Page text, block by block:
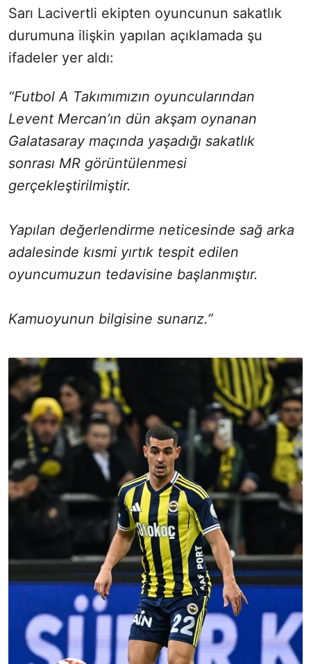
Sarı Lacivertli ekipten oyuncunun sakatlık
durumuna ilişkin yapılan açıklamada şu
ifadeler yer aldı:
“Futbol A Takımımızın oyuncularından
Levent Mercan’ın dün akşam oynanan
Galatasaray maçında yaşadığı sakatlık
sonrası MR görüntülenmesi
gerçekleştirilmiştir.
Yapılan değerlendirme neticesinde sağ arka
adalesinde kısmi yırtık tespit edilen
oyuncumuzun tedavisine başlanmıştır.
Kamuoyunun bilgisine sunarız.”